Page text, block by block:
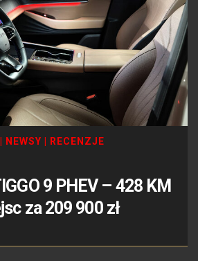
NEWSY
RECENZJE
9 PHEV – 428 KM
za 209 900 zł